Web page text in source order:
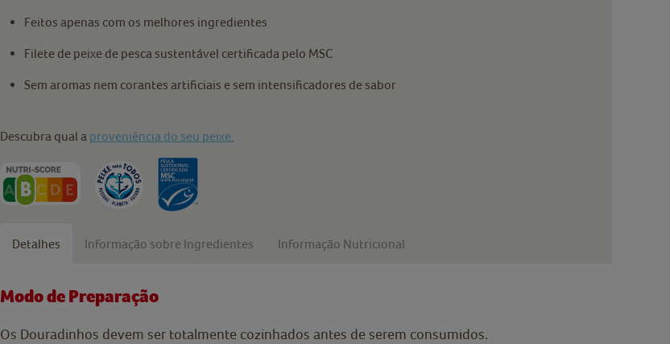
Feitos apenas com os melhores ingredientes
Filete de peixe de pesca sustentável certificada pelo MSC
Sem aromas nem corantes artificiais e sem intensificadores de sabor
Descubra qual a proveniência do seu peixe.
Detalhes Informação sobre Ingredientes Informação Nutricional
Modo de Preparação
Os Douradinhos devem ser totalmente cozinhados antes de serem consumidos.